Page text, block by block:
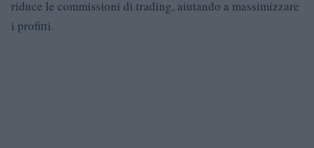
riduce le commissioni di trading, aiutando a massimizzare
i profitti.